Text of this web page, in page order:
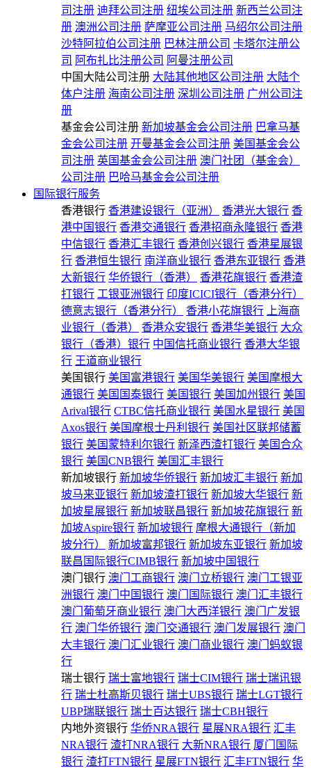
司注册 迪拜公司注册 纽埃公司注册 新西兰公司注
册 澳洲公司注册 萨摩亚公司注册 马绍尔公司注册
沙特阿拉伯公司注册 巴林注册公司 卡塔尔注册公
司 阿布扎比注册公司 阿曼注册公司
中国大陆公司注册 大陆其他地区公司注册 大陆个
体户注册 海南公司注册 深圳公司注册 广州公司注
册
基金会公司注册 新加坡基金会公司注册 巴拿马基
金会公司注册 开曼基金会公司注册 美国基金会公
司注册 英国基金会公司注册 澳门社团（基金会）
公司注册 巴哈马基金会公司注册
国际银行服务
香港银行 香港建设银行（亚洲） 香港光大银行 香
港中国银行 香港交通银行 香港招商永隆银行 香港
中信银行 香港汇丰银行 香港创兴银行 香港星展银
行 香港恒生银行 南洋商业银行 香港东亚银行 香港
大新银行 华侨银行（香港） 香港花旗银行 香港渣
打银行 工银亚洲银行 印度ICICI银行（香港分行）
德意志银行（香港分行）
香港小花旗银行
上海商
业银行（香港）
香港众安银行 香港华美银行 大众
银行（香港）银行 中国信托商业银行 香港大华银
行 王道商业银行
美国银行 美国富港银行 美国华美银行 美国摩根大
通银行 美国国泰银行 美国银行 美国加州银行 美国
Arival银行 CTBC信托商业银行 美国水星银行 美国
Axos银行 美国摩根士丹利银行 美国社区联邦储蓄
银行 美国蒙特利尔银行 新泽西渣打银行 美国合众
银行 美国CNB银行 美国汇丰银行
新加坡银行 新加坡华侨银行 新加坡汇丰银行 新加
坡马来亚银行 新加坡渣打银行 新加坡大华银行 新
加坡星展银行 新加坡联昌银行 新加坡花旗银行 新
加坡Aspire银行 新加坡银行 摩根大通银行（新加
坡分行）
新加坡富邦银行 新加坡东亚银行 新加坡
联昌国际银行CIMB银行 新加坡中国银行
澳门银行 澳门工商银行 澳门立桥银行 澳门工银亚
洲银行 澳门中国银行 澳门国际银行 澳门汇丰银行
澳门葡萄牙商业银行 澳门大西洋银行 澳门广发银
行 澳门华侨银行 澳门交通银行 澳门发展银行 澳门
大丰银行 澳门汇业银行 澳门商业银行 澳门蚂蚁银
行
瑞士银行 瑞士富地银行 瑞士CIM银行 瑞士瑞讯银
行 瑞士杜高斯贝银行 瑞士UBS银行 瑞士LGT银行
UBP瑞联银行 瑞士百达银行 瑞士CBH银行
内地外资银行 华侨NRA银行 星展NRA银行 汇丰
NRA银行 渣打NRA银行 大新NRA银行 厦门国际
银行 渣打FTN银行 星展FTN银行 汇丰FTN银行 华